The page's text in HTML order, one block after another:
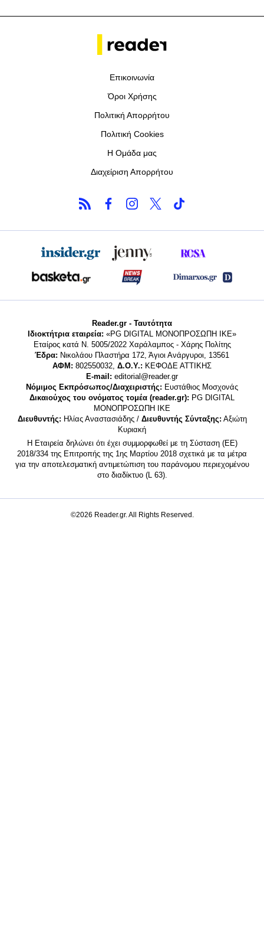
Επικοινωνία
Όροι Χρήσης
Πολιτική Απορρήτου
Πολιτική Cookies
Η Ομάδα μας
Διαχείριση Απορρήτου
Reader.gr - Ταυτότητα
Ιδιοκτήτρια εταιρεία: «PG DIGITAL MONΟΠΡΟΣΩΠΗ ΙΚΕ»
Εταίρος κατά Ν. 5005/2022 Χαράλαμπος - Χάρης Πολίτης
Έδρα: Νικολάου Πλαστήρα 172, Άγιοι Ανάργυροι, 13561
ΑΦΜ: 802550032, Δ.Ο.Υ.: ΚΕΦΟΔΕ ΑΤΤΙΚΗΣ
E-mail: editorial@reader.gr
Νόμιμος Εκπρόσωπος/Διαχειριστής: Ευστάθιος Μοσχονάς
Δικαιούχος του ονόματος τομέα (reader.gr): PG DIGITAL
MONΟΠΡΟΣΩΠΗ ΙΚΕ
Διευθυντής: Ηλίας Αναστασιάδης / Διευθυντής Σύνταξης: Αξιώτη
Κυριακή
Η Εταιρεία δηλώνει ότι έχει συμμορφωθεί με τη Σύσταση (ΕΕ)
2018/334 της Επιτροπής της 1ης Μαρτίου 2018 σχετικά με τα μέτρα
για την αποτελεσματική αντιμετώπιση του παράνομου περιεχομένου
στο διαδίκτυο (L 63).
©2026 Reader.gr. All Rights Reserved.